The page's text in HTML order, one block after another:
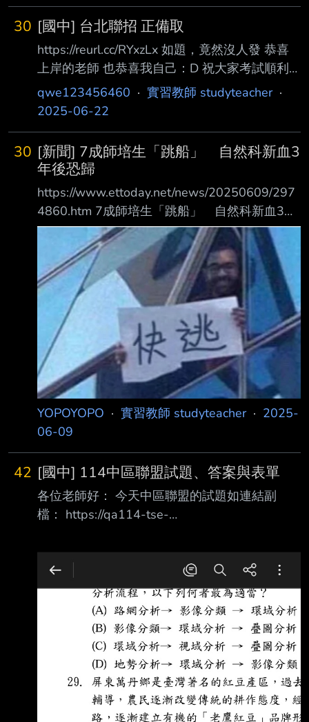
30 [國中] 台北聯招 正備取
https://reurl.cc/RYxzLx 如題，竟然沒人發 恭喜
上岸的老師 也恭喜我自己：D 祝大家考試順利
最近聽到一個老師分享 以前考上叫上岸 現在考
上叫擱淺 -- 笑鼠 我原本打算今年沒考上先去科
God bless 恭喜恭喜 你也恭喜太多了xD ! 有招滿
嗎 確定苦盡，確定甘來嗎xD 應該會有重榜大
神，而且北市誘因不大，加油 別唱了，要破防
了 難怪沒備取QQ 看來擱淺還好 QQ 我也是大齡
新人
qwe123456460 · 實習教師 studyteacher·
2025-06-22
30 [新聞] 7成師培生「跳船」 自然科新血3
年後恐歸
https://www.ettoday.net/news/20250609/297
4860.htm 7成師培生「跳船」 自然科新血3年
後恐歸零 根據教育部資料顯示，師培生（師資
培育生）在取得教師證後，3年內報考正式教師
甄試 的比例逐年下降，2023年已降至
31.25%，換句話說，近七成以上的儲備師資都
不願投入教 職。而自然科老師則缺最大！網友
透過《中華民國師資培育統計年報》推估，預測
2028年 自然科老師將歸零，不再有新血！ 教職
工作本來就是道窄門，要取得正式教師資格，須
先從師範體系畢業或修滿教育學程；
YOPOYOPO · 實習教師 studyteacher· 2025-
06-09
42 [國中] 114中區聯盟試題、答案與表單
各位老師好： 今天中區聯盟的試題如連結副
檔： https://qa114-tse-
並附上Dcard教師版上有人製作的表單 新竹縣：
https://reurl.cc/qGWqRq 台中市：
https://reurl.cc/8DxVag 宜蘭縣：
https://reurl.cc/lzKrxE 苗栗縣：
https://reurl.cc/0KMr7M 彰化縣：
https://reurl.cc/vQRl11 新竹市：